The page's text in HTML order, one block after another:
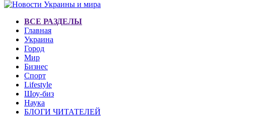
ВСЕ РАЗДЕЛЫ
Главная
Украина
Город
Мир
Бизнес
Спорт
Lifestyle
Шоу-биз
Наука
БЛОГИ ЧИТАТЕЛЕЙ